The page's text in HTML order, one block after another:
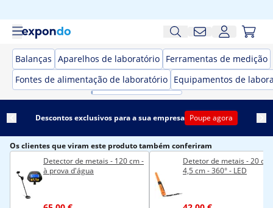
Balanças Aparelhos de laboratório Ferramentas de medição
Fontes de alimentação de laboratório Equipamentos de
Descontos exclusivos para a sua empresa Poupe agora
Os clientes que viram este produto também conferiram
Detector de metais - 120 cm -
à prova d'água
Detetor de metais - 20 cm
4,5 cm - 360° - LED